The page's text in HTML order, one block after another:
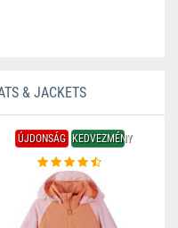
& JACKETS
ÚJDONSÁG KEDVEZMÉNY